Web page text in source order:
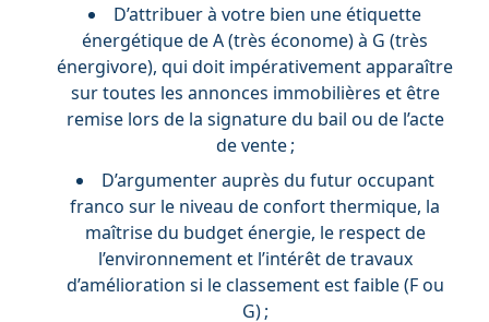
D’attribuer à votre bien une étiquette
énergétique de A (très économe) à G (très
énergivore), qui doit impérativement apparaître
sur toutes les annonces immobilières et être
remise lors de la signature du bail ou de l’acte
de vente ;
D’argumenter auprès du futur occupant
franco sur le niveau de confort thermique, la
maîtrise du budget énergie, le respect de
l’environnement et l’intérêt de travaux
d’amélioration si le classement est faible (F ou
G) ;